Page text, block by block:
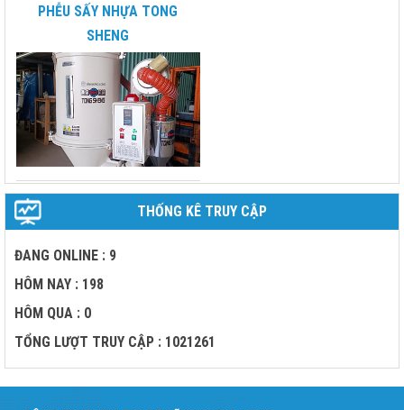
PHỄU SẤY NHỰA TONG
SHENG
THỐNG KÊ TRUY CẬP
ĐANG ONLINE : 9
HÔM NAY : 198
HÔM QUA : 0
TỔNG LƯỢT TRUY CẬP : 1021261